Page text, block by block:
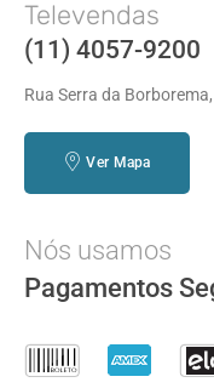
Televendas
(11) 4057-9200
Rua Serra da
Ver Mapa
Nós usamos
Pagamentos